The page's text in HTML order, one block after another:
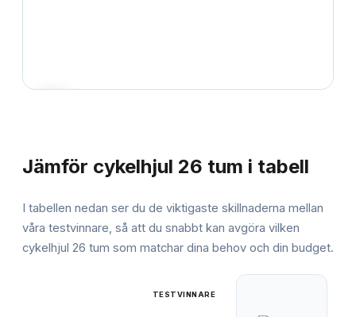
Jämför cykelhjul 26 tum i tabell
I tabellen nedan ser du de viktigaste skillnaderna mellan
våra testvinnare, så att du snabbt kan avgöra vilken
cykelhjul 26 tum som matchar dina behov och din budget.
TESTVINNARE